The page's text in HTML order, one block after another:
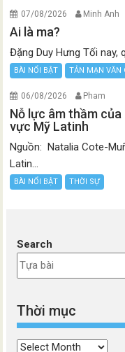
07/08/2026 Minh Anh
Ai là ma?
Đặng Duy Hưng Tối nay,
BÀI NỔI BẬT TẢN MẠN VĂN
06/08/2026 Pham
Nỗ lực âm thầm
vực Mỹ Latinh
Nguồn: Natalia Cote-
Latin...
BÀI NỔI BẬT THỜI SỰ
Search
Thời mục
Thời